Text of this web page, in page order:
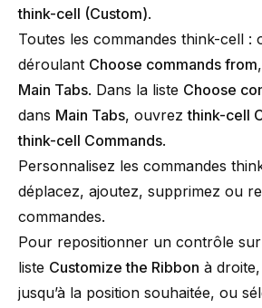
think-cell (Custom).
Toutes les commandes think-cell :
déroulant Choose commands from
Main Tabs. Dans la liste Choose
dans Main Tabs, ouvrezthink-cell
think-cell Commands.
Personnalisez les commandes
déplacez, ajoutez, supprimez ou
commandes.
Pour repositionner un contrôle
liste Customize the Ribbon à
jusqu’à la position souhaitée, ou